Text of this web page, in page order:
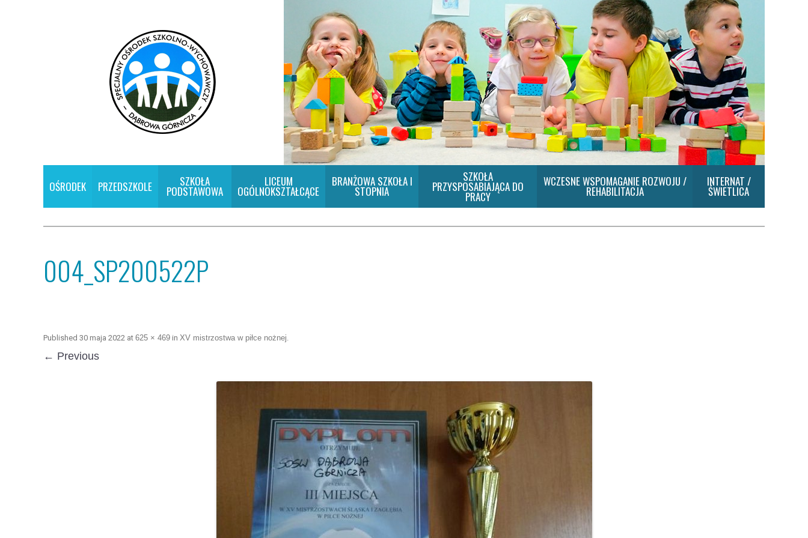
OŚRODEK PRZEDSZKOLE SZKOŁA
PODSTAWOWA
LICEUM
OGÓLNOKSZTAŁCĄCE
BRANŻOWA SZKOŁA I
STOPNIA
SZKOŁA
PRZYSPOSABIAJĄCA DO
PRACY
WCZESNE WSPOMAGANIE ROZWOJU /
REHABILITACJA
INTERNAT /
ŚWIETLICA
004_SP200522P
Published 30 maja 2022 at 625 × 469 in XV mistrzostwa w piłce nożnej.
← Previous